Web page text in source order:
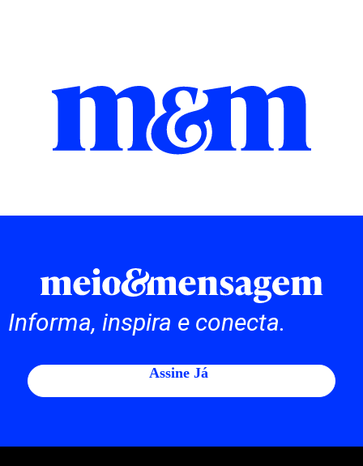
Informa, inspira e conecta.
Assine Já